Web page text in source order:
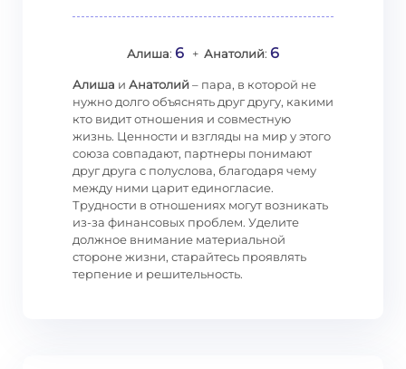
Алиша: 6 + Анатолий: 6
Алиша и Анатолий– пара, в которой не
нужно долго объяснять друг другу, какими
кто видит отношения и совместную
жизнь. Ценности и взгляды на мир у этого
союза совпадают, партнеры понимают
друг друга с полуслова, благодаря чему
между ними царит единогласие.
Трудности в отношениях могут возникать
из-за финансовых проблем. Уделите
должное внимание материальной
стороне жизни, старайтесь проявлять
терпение и решительность.